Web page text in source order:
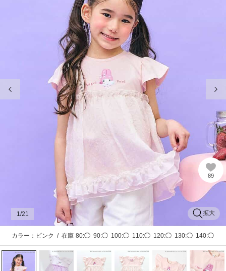
89
拡大
1 /21
カラー：ピンク / 在庫 80:◯ 90:◯ 100:◯ 110:◯ 120:◯ 130:◯ 140:◯